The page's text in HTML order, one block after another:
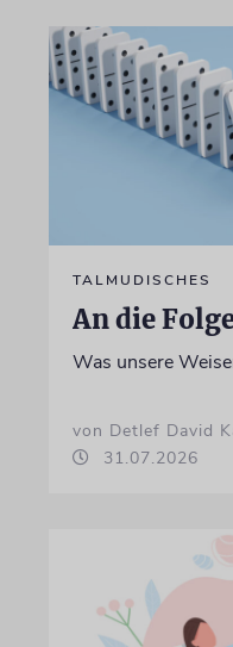
TALMUDISCHES
An die
Was unsere
von Detlef David
31.07.2026